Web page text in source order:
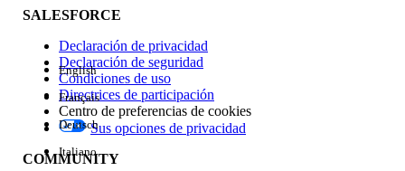
Repercusión de función
Edición
SALESFORCE
Declaración de privacidad
Declaración de seguridad
Condiciones de uso
Directrices de participación
Centro de preferencias de cookies
Sus opciones de privacidad
COMMUNITY
English
Français
Deutsch
Italiano